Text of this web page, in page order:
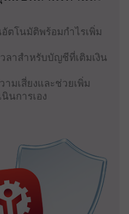
ตโนมัติพร้อมกำไรเพิ่ม
ลาสำหรับบัญชีที่เติมเงิน
มเสี่ยงและช่วยเพิ่ม
นการเอง